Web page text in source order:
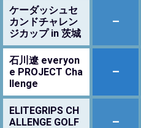
ケーダッシュセ
カンドチャレン
ジカップ in 茨城
–
石川遼 everyon
e PROJECT Cha
llenge
–
ELITEGRIPS CH
ALLENGE GOLF
–